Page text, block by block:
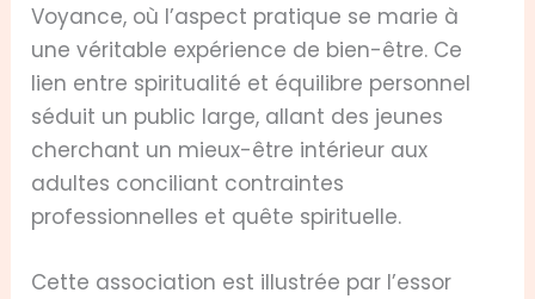
Voyance, où l’aspect pratique se marie à
une véritable expérience de bien-être. Ce
lien entre spiritualité et équilibre personnel
séduit un public large, allant des jeunes
cherchant un mieux-être intérieur aux
adultes conciliant contraintes
professionnelles et quête spirituelle.
Cette association est illustrée par l’essor